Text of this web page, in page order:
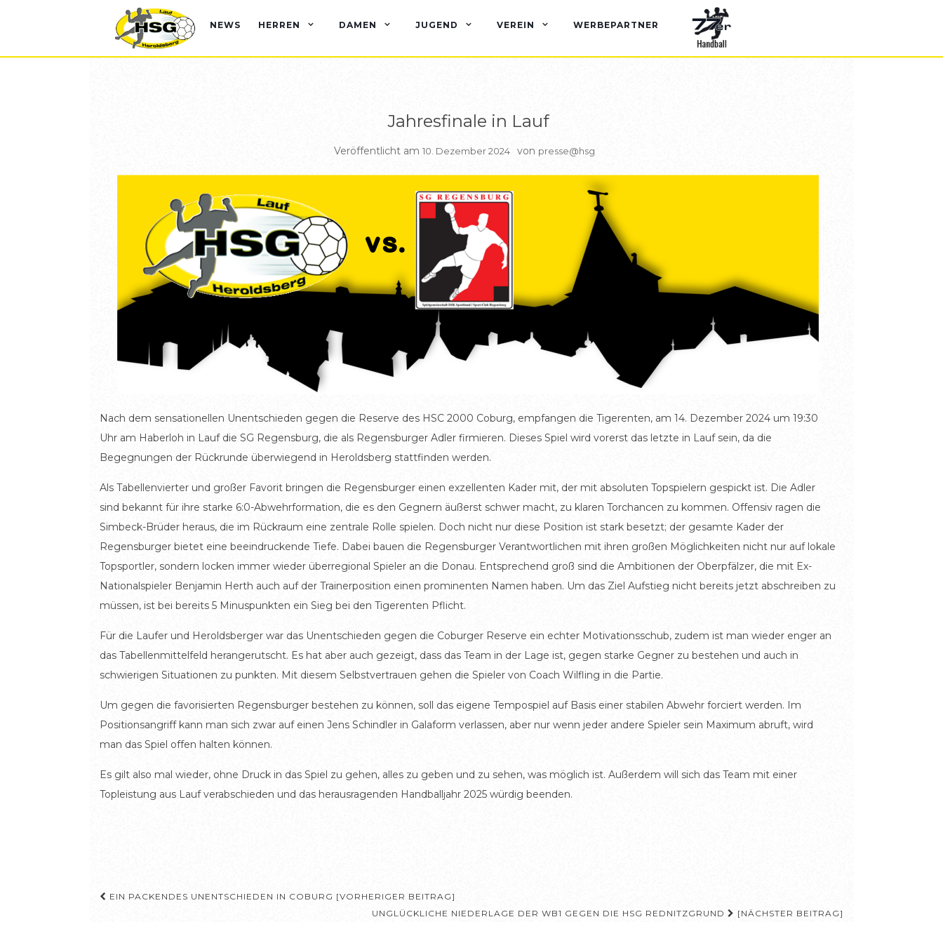
NEWS HERREN DAMEN JUGEND VEREIN WERBEPARTNER
Jahresfinale in Lauf
Veröffentlicht am 10. Dezember 2024 von presse@hsg
Nach dem sensationellen Unentschieden gegen die Reserve des HSC 2000 Coburg, empfangen die Tigerenten, am 14. Dezember 2024 um 19:30
Uhr am Haberloh in Lauf die SG Regensburg, die als Regensburger Adler firmieren. Dieses Spiel wird vorerst das letzte in Lauf sein, da die
Begegnungen der Rückrunde überwiegend in Heroldsberg stattfinden werden.
Als Tabellenvierter und großer Favorit bringen die Regensburger einen exzellenten Kader mit, der mit absoluten Topspielern gespickt ist. Die Adler
sind bekannt für ihre starke 6:0-Abwehrformation, die es den Gegnern äußerst schwer macht, zu klaren Torchancen zu kommen. Offensiv ragen die
Simbeck-Brüder heraus, die im Rückraum eine zentrale Rolle spielen. Doch nicht nur diese Position ist stark besetzt; der gesamte Kader der
Regensburger bietet eine beeindruckende Tiefe. Dabei bauen die Regensburger Verantwortlichen mit ihren großen Möglichkeiten nicht nur auf lokale
Topsportler, sondern locken immer wieder überregional Spieler an die Donau. Entsprechend groß sind die Ambitionen der Oberpfälzer, die mit Ex-
Nationalspieler Benjamin Herth auch auf der Trainerposition einen prominenten Namen haben. Um das Ziel Aufstieg nicht bereits jetzt abschreiben zu
müssen, ist bei bereits 5 Minuspunkten ein Sieg bei den Tigerenten Pflicht.
Für die Laufer und Heroldsberger war das Unentschieden gegen die Coburger Reserve ein echter Motivationsschub, zudem ist man wieder enger an
das Tabellenmittelfeld herangerutscht. Es hat aber auch gezeigt, dass das Team in der Lage ist, gegen starke Gegner zu bestehen und auch in
schwierigen Situationen zu punkten. Mit diesem Selbstvertrauen gehen die Spieler von Coach Wilfling in die Partie.
Um gegen die favorisierten Regensburger bestehen zu können, soll das eigene Tempospiel auf Basis einer stabilen Abwehr forciert werden. Im
Positionsangriff kann man sich zwar auf einen Jens Schindler in Galaform verlassen, aber nur wenn jeder andere Spieler sein Maximum abruft, wird
man das Spiel offen halten können.
Es gilt also mal wieder, ohne Druck in das Spiel zu gehen, alles zu geben und zu sehen, was möglich ist. Außerdem will sich das Team mit einer
Topleistung aus Lauf verabschieden und das herausragenden Handballjahr 2025 würdig beenden.
Beitragsnavigation
EIN PACKENDES UNENTSCHIEDEN IN COBURG [VORHERIGER BEITRAG]
UNGLÜCKLICHE NIEDERLAGE DER WB1 GEGEN DIE HSG REDNITZGRUND
[NÄCHSTER BEITRAG]